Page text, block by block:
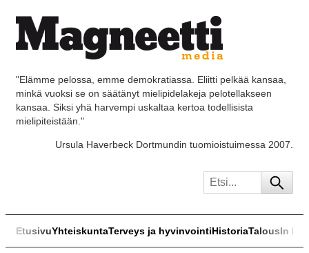
"Elämme pelossa, emme demokratiassa. Eliitti pelkää kansaa,
minkä vuoksi se on säätänyt mielipidelakeja pelotellakseen
kansaa. Siksi yhä harvempi uskaltaa kertoa todellisista
mielipiteistään."
Ursula Haverbeck Dortmundin tuomioistuimessa 2007.
EtusivuYhteiskuntaTerveys ja hyvinvointiHistoriaTalousIn